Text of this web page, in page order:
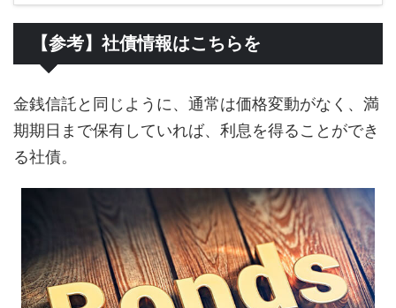
【参考】社債情報はこちらを
金銭信託と同じように、通常は価格変動がなく、満
期期日まで保有していれば、利息を得ることができ
る社債。